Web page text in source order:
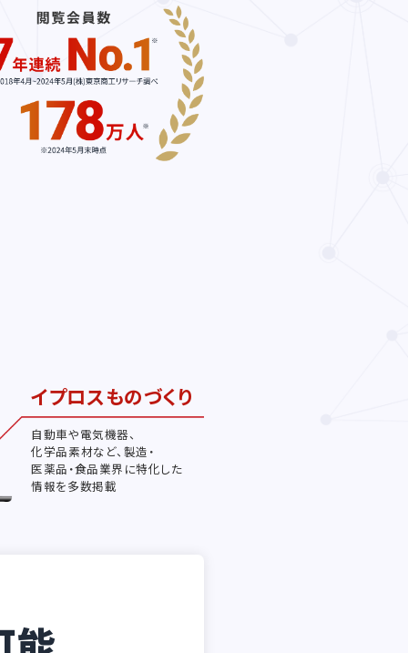
イプロスものづくり
自動車や電気機器、
化学品素材など、製造・
医薬品・食品業界に特化した
情報を多数掲載